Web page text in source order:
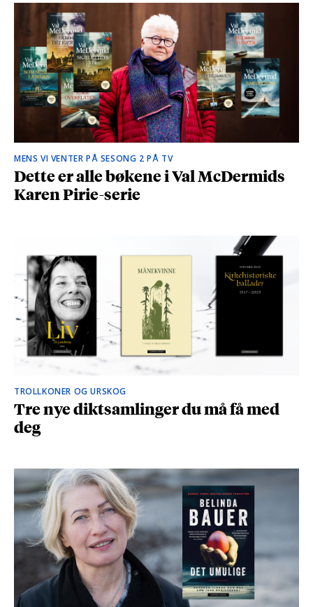
MENS VI VENTER PÅ SESONG 2 PÅ TV
Dette er alle bøkene i Val McDermids
Karen Pirie-serie
TROLLKONER OG URSKOG
Tre nye diktsamlinger du må få med
deg